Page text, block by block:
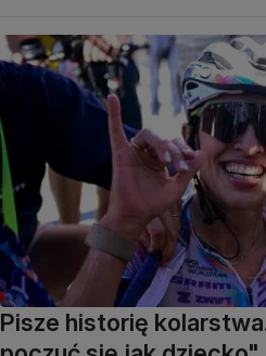
Pisze historię